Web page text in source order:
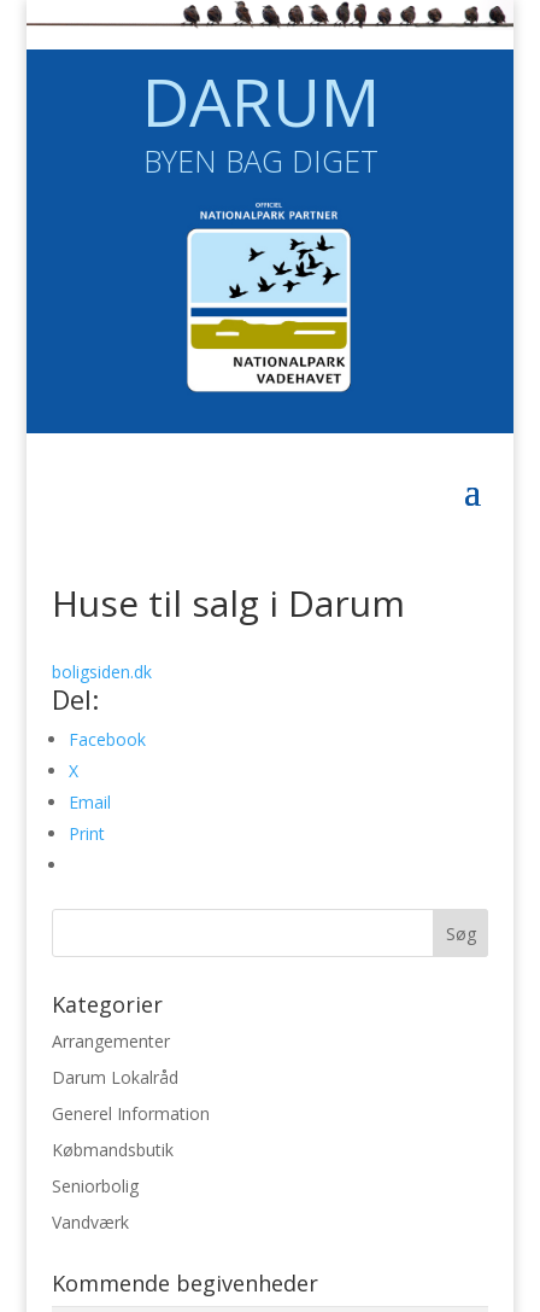
DARUM
BYEN BAG DIGET
Huse til salg i Darum
boligsiden.dk
Del:
Facebook
X
Email
Print
Kategorier
Arrangementer
Darum Lokalråd
Generel Information
Købmandsbutik
Seniorbolig
Vandværk
Kommende begivenheder